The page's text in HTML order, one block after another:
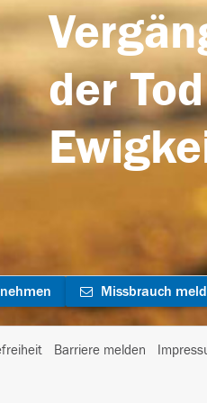
der
Missbrauch
Barriere melden